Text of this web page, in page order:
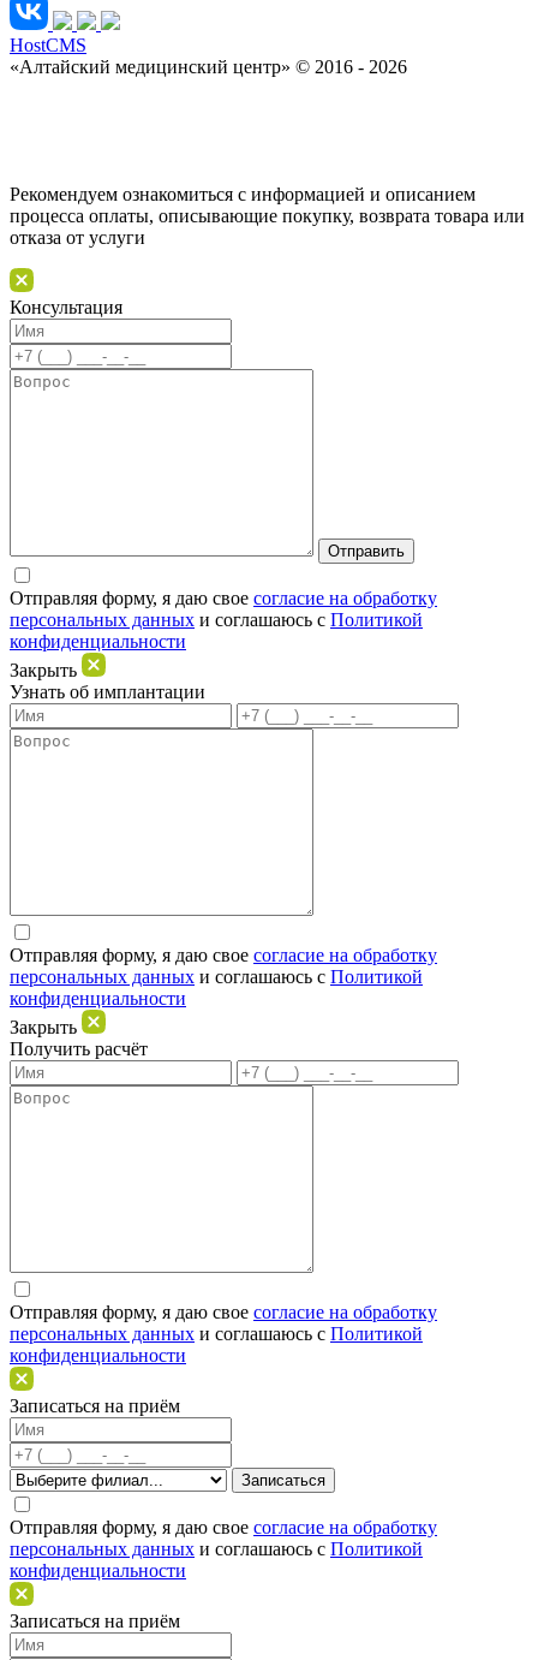
HostCMS
«Алтайский медицинский центр» © 2016 - 2026
Рекомендуем ознакомиться с информацией и описанием
процессa оплаты, описывающие покупку, возврата товара или
отказа от услуги
Консультация
Отправляя форму, я даю свое согласие на обработку
персональных данных и соглашаюсь c Политикой
конфиденциальности
Закрыть
Узнать об имплантации
Отправляя форму, я даю свое согласие на обработку
персональных данных и соглашаюсь c Политикой
конфиденциальности
Закрыть
Получить расчёт
Отправляя форму, я даю свое согласие на обработку
персональных данных и соглашаюсь c Политикой
конфиденциальности
Записаться на приём
Отправляя форму, я даю свое согласие на обработку
персональных данных и соглашаюсь c Политикой
конфиденциальности
Записаться на приём